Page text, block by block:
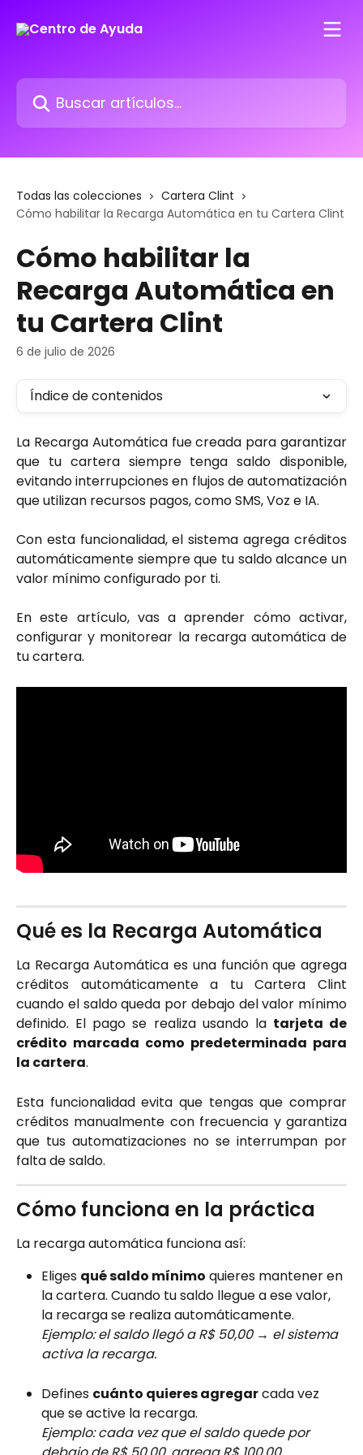
Buscar artículos...
Todas las colecciones
Cartera Clint
Cómo habilitar la Recarga Automática en tu Cartera Clint
Cómo habilitar la
Recarga Automática en
tu Cartera Clint
6 de julio de 2026
Índice de contenidos
La Recarga Automática fue creada para garantizar
que tu cartera siempre tenga saldo disponible,
evitando interrupciones en flujos de automatización
que utilizan recursos pagos, como SMS, Voz e IA.
Con esta funcionalidad, el sistema agrega créditos
automáticamente siempre que tu saldo alcance un
valor mínimo configurado por ti.
En este artículo, vas a aprender cómo activar,
configurar y monitorear la recarga automática de
tu cartera.
Qué es la Recarga Automática
La Recarga Automática es una función que agrega
créditos automáticamente a tu Cartera Clint
cuando el saldo queda por debajo del valor mínimo
definido. El pago se realiza usando la tarjeta de
crédito marcada como predeterminada para
la cartera.
Esta funcionalidad evita que tengas que comprar
créditos manualmente con frecuencia y garantiza
que tus automatizaciones no se interrumpan por
falta de saldo.
Cómo funciona en la práctica
La recarga automática funciona así:
Eliges qué saldo mínimo quieres mantener en
la cartera. Cuando tu saldo llegue a ese valor,
la recarga se realiza automáticamente.
Ejemplo: el saldo llegó a R$ 50,00 → el sistema
activa la recarga.
Defines cuánto quieres agregar cada vez
que se active la recarga.
Ejemplo: cada vez que el saldo quede por